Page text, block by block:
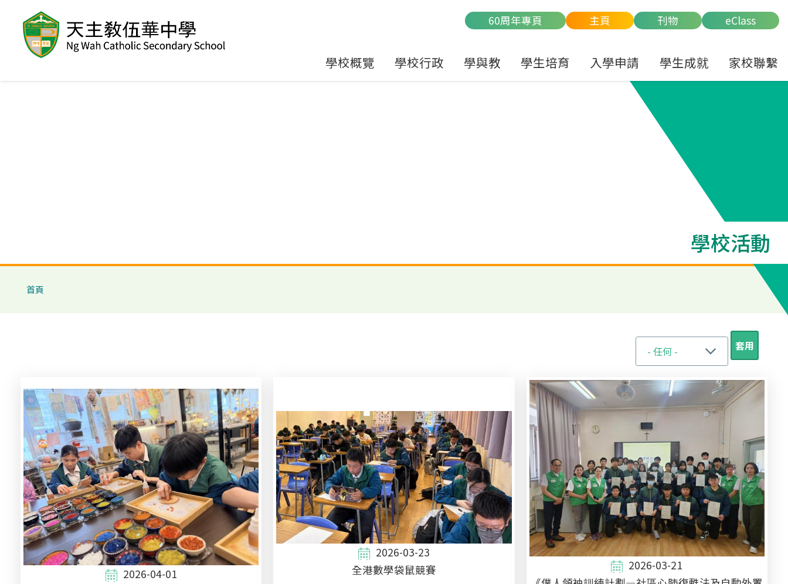
移至主內容
60周年專頁
主頁 刊物 eClass
學校概覽 學校行政 學與教 學生培育 入學申請 學生成就 家校聯繫
學校活動
航
首頁
2026-04-01
2026-03-23
全港數學袋鼠競賽
2026-03-21